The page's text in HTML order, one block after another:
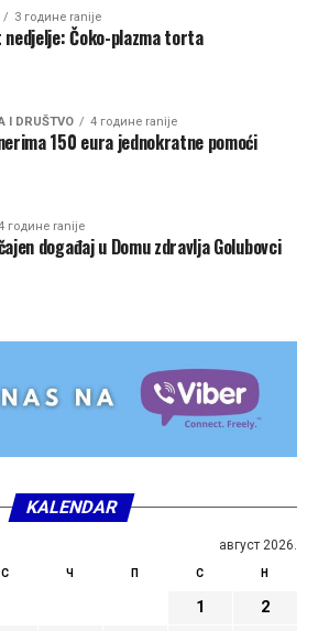
3 године ranije
nedjelje: Čoko-plazma torta
I DRUŠTVO 4 године ranije
150 eura jednokratne pomoći
године ranije
događaj u Domu zdravlja Golubovci
KALENDAR
август 2026.
С Ч П С Н
1
2